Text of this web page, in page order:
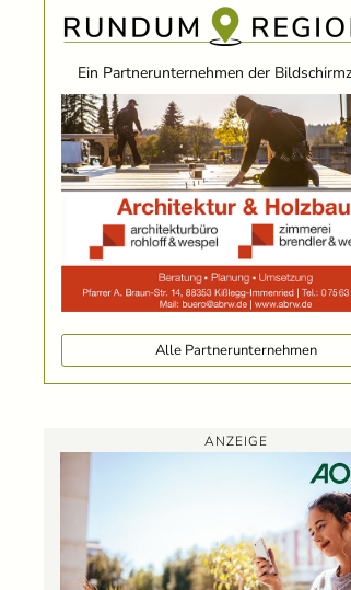
Ein Partnerunternehmen der
Alle Partnerunternehmen
ANZEIGE